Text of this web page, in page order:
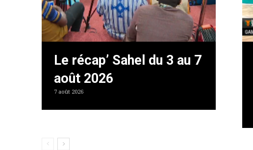
Le récap’ Sahel du 3 au 7
août 2026
7 août 2026